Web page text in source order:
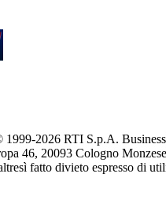
1999-2026 RTI S.p.A.
46, 20093 Cologno
fatto divieto espresso di